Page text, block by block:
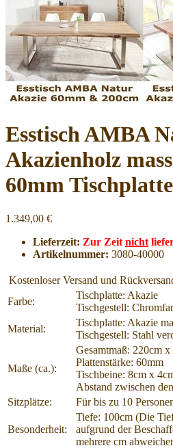
Esstisch AMBA
Akazienholz
60mm Tischplatte
1.349,00 €
Lieferzeit: Zur Zeit nicht
Artikelnummer: 3080-40000
Kostenloser Versand und
Farbe:
Tischplatte: Akazie
Tischgestell:
Material:
Tischplatte: Akazie
Tischgestell: Stahl
Maße (ca.):
Gesamtmaß: 220cm
Plattenstärke: 60mm
Tischbeine: 8cm x
Abstand zwischen
Sitzplätze:
Für bis zu 10
Besonderheit:
Tiefe: 100cm (Die
aufgrund der
mehrere cm